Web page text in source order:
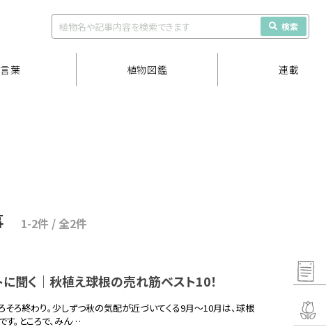
検索
葉 植物図鑑 連載
1-2件 / 全2件
聞く｜秋植え球根の売れ筋ベスト10！
そろ終わり。少しずつ秋の気配が近づいてくる9月～10月は、球根
。ところで、みん…